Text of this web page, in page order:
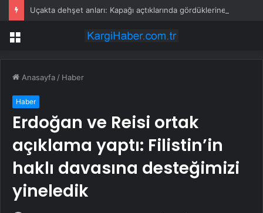
Menü
Anasayfa / Haber
Haber
Erdoğan ve Reisi ortak
açıklama yaptı: Filistin’in
haklı davasına desteğimizi
yineledik